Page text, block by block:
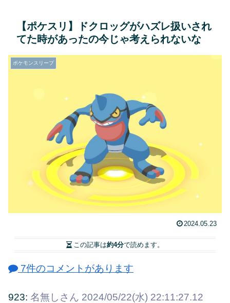
【ポケスリ】ドクロッグがハズレ扱いされ
てた時があったの今じゃ考えられないな
ポケモンスリープ
2024.05.23
この記事は約4分で読めます。
7件のコメントがあります
923: 名無しさん 2024/05/22(水) 22:11:27.12